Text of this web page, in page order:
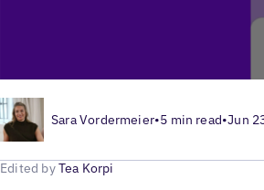
Sara Vordermeier•5 min read•Jun
Edited byTea Korpi